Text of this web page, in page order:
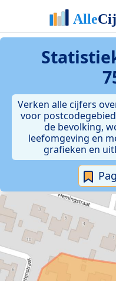
Verken alle cijfers
voor
de bevolking,
leefomgeving en
grafieken en